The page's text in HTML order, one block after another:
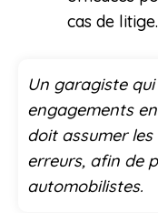
cas de litige.
Un garagiste
engagements
doit assumer les
erreurs, afin de
automobilistes.